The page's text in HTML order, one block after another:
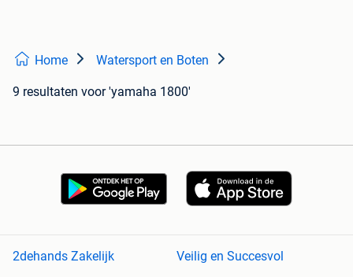
Home Watersport en Boten
9 resultaten voor 'yamaha 1800'
2dehands Zakelijk
Veilig en Succesvol